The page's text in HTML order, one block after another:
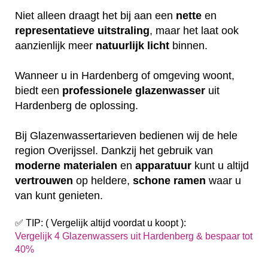
Niet alleen draagt het bij aan een nette en
representatieve uitstraling, maar het laat ook
aanzienlijk meer natuurlijk licht binnen.
Wanneer u in Hardenberg of omgeving woont,
biedt een professionele glazenwasser uit
Hardenberg de oplossing.
Bij Glazenwassertarieven bedienen wij de hele
region Overijssel. Dankzij het gebruik van
moderne materialen en apparatuur kunt u altijd
vertrouwen op heldere, schone ramen waar u
van kunt genieten.
✅ TIP: ( Vergelijk altijd voordat u koopt ):
Vergelijk 4 Glazenwassers uit Hardenberg & bespaar tot
40%